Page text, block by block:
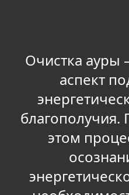
Очистка ауры
аспект
этом